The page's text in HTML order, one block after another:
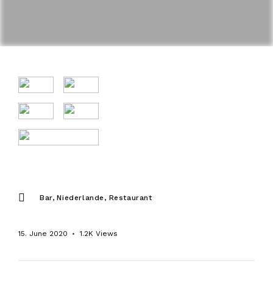
Bar Niederlande Restaurant
15. June 2020 1.2K Views